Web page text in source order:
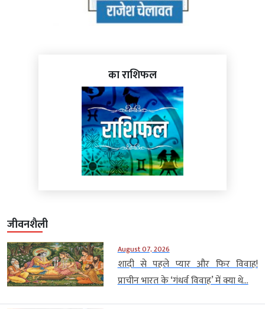
का राशिफल
जीवनशैली
August 07, 2026
शादी से पहले प्यार और फिर विवाह!
प्राचीन भारत के ‘गंधर्व विवाह’ में क्या थे...